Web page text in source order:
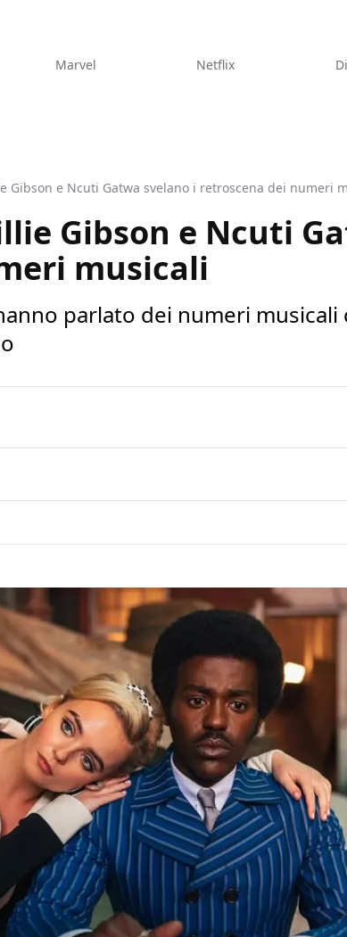
Marvel Netflix
Gibson e Ncuti Gatwa svelano i retroscena dei numeri
Gibson e Ncuti
musicali
parlato dei numeri